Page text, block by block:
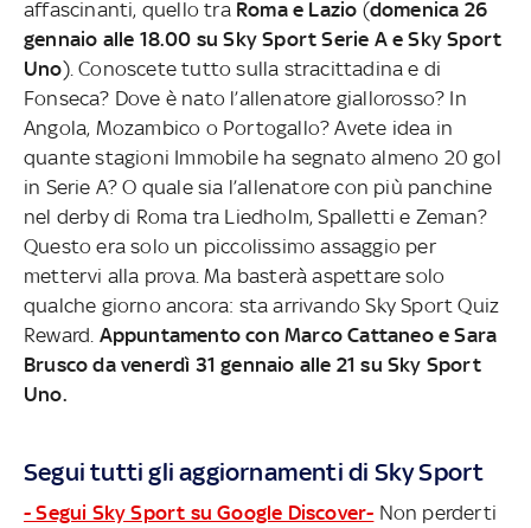
affascinanti, quello tra Roma e Lazio (domenica 26
gennaio alle 18.00 su Sky Sport Serie A e Sky Sport
Uno). Conoscete tutto sulla stracittadina e di
Fonseca? Dove è nato l’allenatore giallorosso? In
Angola, Mozambico o Portogallo? Avete idea in
quante stagioni Immobile ha segnato almeno 20 gol
in Serie A? O quale sia l’allenatore con più panchine
nel derby di Roma tra Liedholm, Spalletti e Zeman?
Questo era solo un piccolissimo assaggio per
mettervi alla prova. Ma basterà aspettare solo
qualche giorno ancora: sta arrivando Sky Sport Quiz
Reward. Appuntamento con Marco Cattaneo e Sara
Brusco da venerdì 31 gennaio alle 21 su Sky Sport
Uno.
Segui tutti gli aggiornamenti di Sky Sport
- Segui Sky Sport su Google Discover- Non perderti